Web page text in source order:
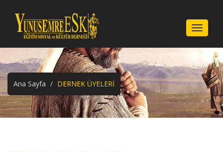
Menu
Ana Sayfa DERNEK ÜYELERİ